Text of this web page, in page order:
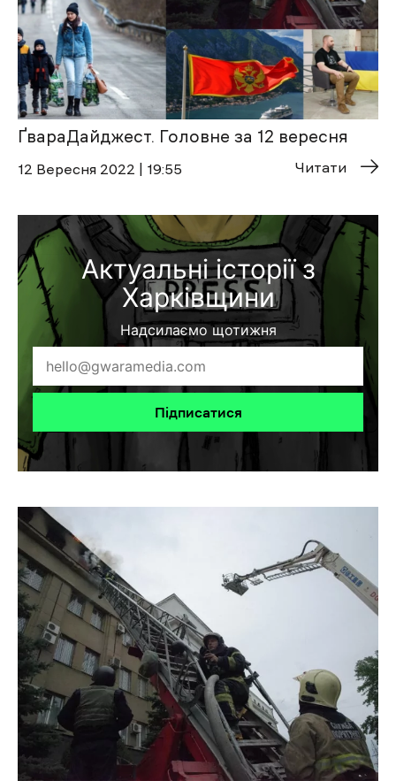
ҐвараДайджест. Головне за 12 вересня
12 Вересня 2022 | 19:55 Читати
Актуальні історії з
Харківщини
Надсилаємо щотижня
Підписатися